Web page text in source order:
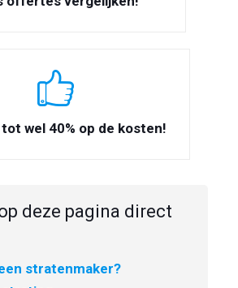
wel 40% op de kosten!
deze pagina direct
stratenmaker?